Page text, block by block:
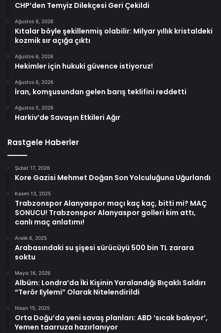
CHP’den Temyiz Dilekçesi Geri Çekildi
Ağustos 6, 2026
Kıtalar böyle şekillenmiş olabilir: Milyar yıllık kristaldeki
kozmik sır açığa çıktı
Ağustos 6, 2026
Hekimler için hukuki güvence istiyoruz!
Ağustos 6, 2026
İran, komşusundan gelen barış teklifini reddetti
Ağustos 5, 2026
Harkiv’de Savaşın Etkileri Ağır
Rastgele Haberler
Şubat 17, 2026
Kore Gazisi Mehmet Doğan Son Yolculuğuna Uğurlandı
Kasım 13, 2025
Trabzonspor Alanyaspor maçı kaç kaç, bitti mi? MAÇ
SONUCU! Trabzonspor Alanyaspor golleri kim attı,
canlı maç anlatımı!
Aralık 6, 2025
Arabasındaki su şişesi sürücüyü 500 bin TL zarara
soktu
Mayıs 16, 2026
Albüm: Londra’da İki Kişinin Yaralandığı Bıçaklı Saldırı
“Terör Eylemi” Olarak Nitelendirildi
Nisan 15, 2025
Orta Doğu’da yeni savaş planları: ABD ‘sıcak bakıyor’,
Yemen taarruza hazırlanıyor